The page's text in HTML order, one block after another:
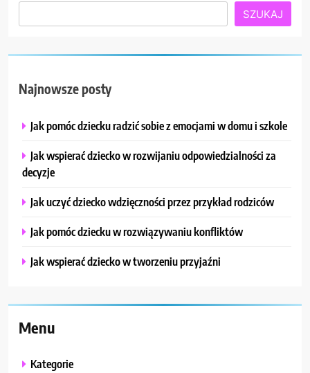
SZUKAJ
Najnowsze posty
Jak pomóc dziecku radzić sobie z emocjami w domu i szkole
Jak wspierać dziecko w rozwijaniu odpowiedzialności za
decyzje
Jak uczyć dziecko wdzięczności przez przykład rodziców
Jak pomóc dziecku w rozwiązywaniu konfliktów
Jak wspierać dziecko w tworzeniu przyjaźni
Menu
Kategorie